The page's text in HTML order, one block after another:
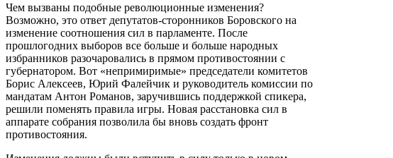
Чем вызваны подобные революционные изменения?
Возможно, это ответ депутатов-сторонников Боровского на
изменение соотношения сил в парламенте. После
прошлогодних выборов все больше и больше народных
избранников разочаровались в прямом противостоянии с
губернатором. Вот «непримиримые» председатели комитетов
Борис Алексеев, Юрий Фалейчик и руководитель комиссии по
мандатам Антон Романов, заручившись поддержкой спикера,
решили поменять правила игры. Новая расстановка сил в
аппарате собрания позволила бы вновь создать фронт
противостояния.